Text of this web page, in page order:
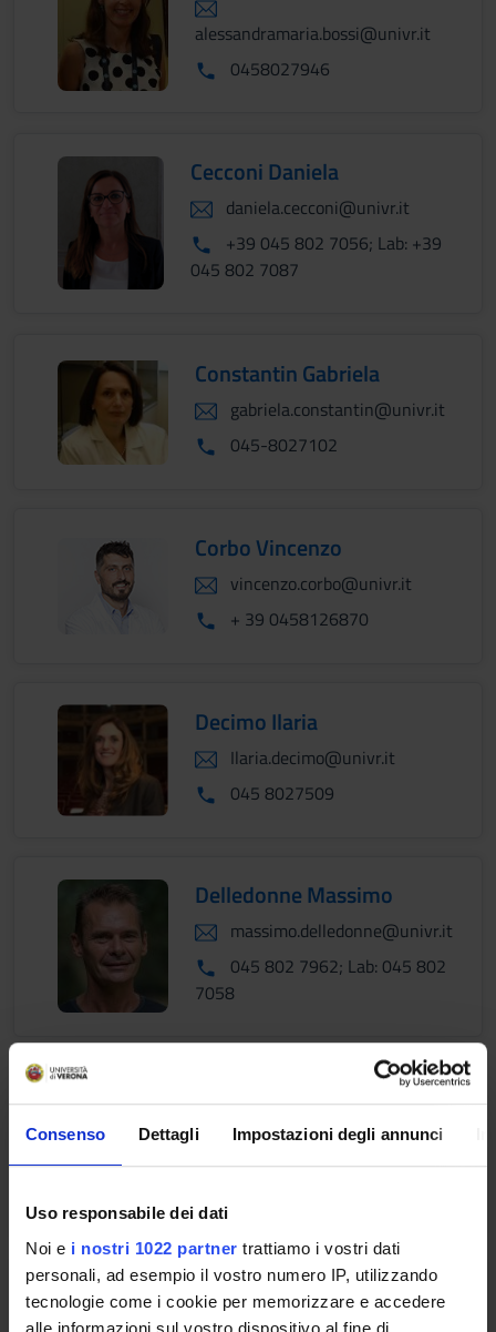
Consenso Dettagli Impostazioni degli annunci
Uso responsabile dei dati
Noi e i nostri 1022 partner trattiamo i vostri dati
personali, ad esempio il vostro numero IP, utilizzando
tecnologie come i cookie per memorizzare e accedere
alle informazioni sul vostro dispositivo al fine di
alessandramaria.bossi@univr.it
0458027946
Cecconi Daniela
daniela.cecconi@univr.it
+39 045 802 7056; Lab: +39
045 802 7087
Constantin Gabriela
gabriela.constantin@univr.it
045-8027102
Corbo Vincenzo
vincenzo.corbo@univr.it
+ 39 0458126870
Decimo Ilaria
Ilaria.decimo@univr.it
045 8027509
Delledonne Massimo
massimo.delledonne@univr.it
045 802 7962; Lab: 045 802
7058
Dominici Paola
paola.dominici@univr.it
045 802 7966; Lab: 045 802
Esposito Alfonso